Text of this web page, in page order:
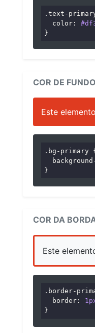
.text-
color :
}
COR DE FUNDO
Este
.bg-primary
}
COR DA
Este
.border-
border :
}